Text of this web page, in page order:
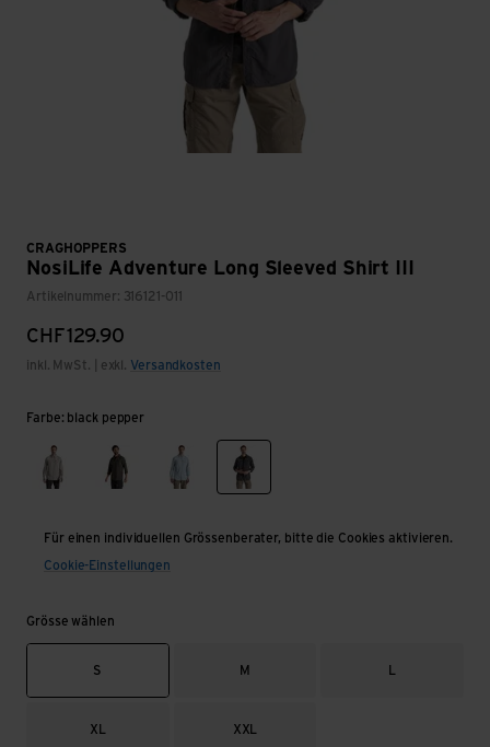
CRAGHOPPERS
NosiLife Adventure Long Sleeved Shirt III
Artikelnummer: 316121-011
CHF129.90
inkl. MwSt. | exkl. Versandkosten
Farbe: black pepper
parchmentwoodland green
niagara blueblack pepper
Für einen individuellen Grössenberater, bitte die Cookies aktivieren.
Cookie-Einstellungen
Grösse wählen
S M
XL XXL